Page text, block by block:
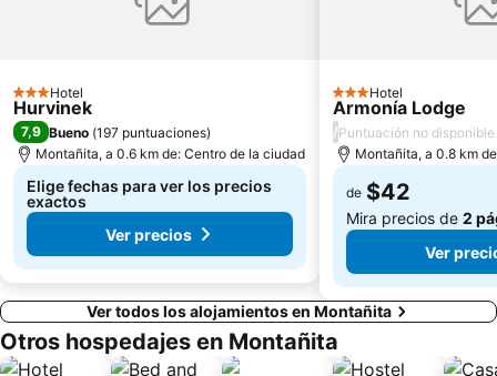
3 Estrellas
Hotel
Hurvinek
7,9 Bueno (197 puntuaciones)
Montañita, a 0.6 km de: Centro de la ciudad
Elige fechas para ver los precios
exactos
Ver precios
3 Estrellas
Hotel
Armonía Lodge
/Puntuación no disponible
Montañita, a 0.8 km
de $42
Mira precios de 2
Ver
Ver todos los alojamientos en Montañita
Otros hospedajes en Montañita